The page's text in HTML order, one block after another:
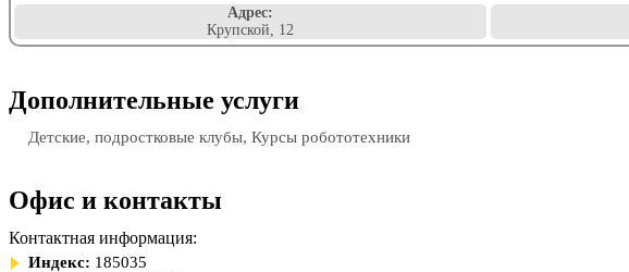
Адрес:
Крупской, 12
Дополнительные услуги
Детские, подростковые клубы, Курсы робототехники
Офис и контакты
Контактная информация:
Индекс: 185035